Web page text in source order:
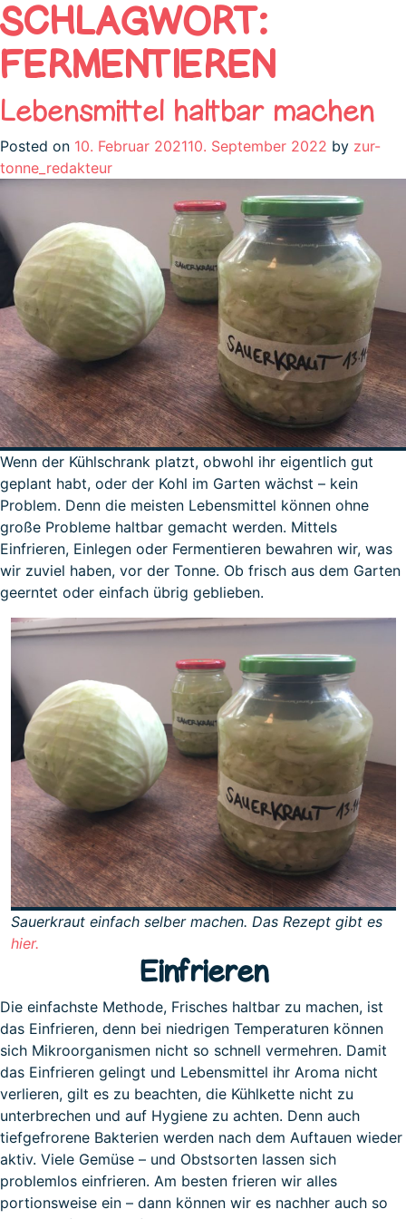
SCHLAGWORT:
FERMENTIEREN
Lebensmittel haltbar machen
Posted on 10. Februar 202110. September 2022 by zur-
tonne_redakteur
Wenn der Kühlschrank platzt, obwohl ihr eigentlich gut
geplant habt, oder der Kohl im Garten wächst – kein
Problem. Denn die meisten Lebensmittel können ohne
große Probleme haltbar gemacht werden. Mittels
Einfrieren, Einlegen oder Fermentieren bewahren wir, was
wir zuviel haben, vor der Tonne. Ob frisch aus dem Garten
geerntet oder einfach übrig geblieben.
Sauerkraut einfach selber machen. Das Rezept gibt es
hier.
Einfrieren
Die einfachste Methode, Frisches haltbar zu machen, ist
das Einfrieren, denn bei niedrigen Temperaturen können
sich Mikroorganismen nicht so schnell vermehren. Damit
das Einfrieren gelingt und Lebensmittel ihr Aroma nicht
verlieren, gilt es zu beachten, die Kühlkette nicht zu
unterbrechen und auf Hygiene zu achten. Denn auch
tiefgefrorene Bakterien werden nach dem Auftauen wieder
aktiv. Viele Gemüse – und Obstsorten lassen sich
problemlos einfrieren. Am besten frieren wir alles
portionsweise ein – dann können wir es nachher auch so